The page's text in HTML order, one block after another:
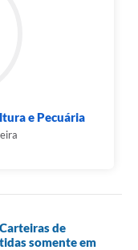
e Pecuária
de
somente em